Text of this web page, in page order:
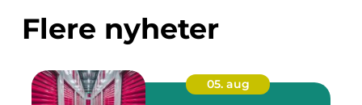
Flere nyheter
05. aug